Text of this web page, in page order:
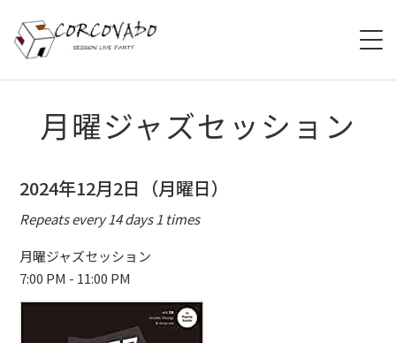
HOME
SCHEDULE
ACCESS
月曜ジャズセッション
2024年12月2日（月曜日）
Repeats every 14 days 1 times
月曜ジャズセッション
7:00 PM - 11:00 PM